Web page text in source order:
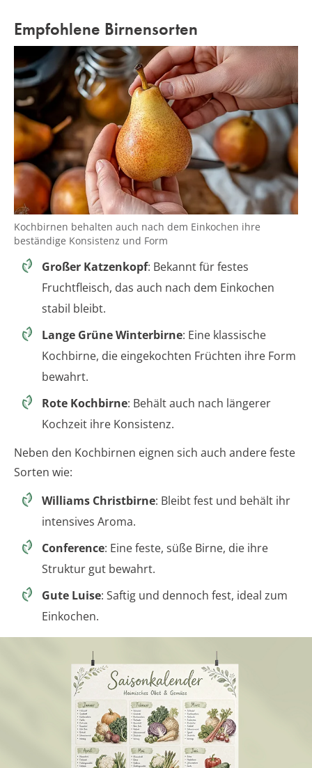
Empfohlene Birnensorten
Kochbirnen behalten auch nach dem Einkochen ihre
beständige Konsistenz und Form
Großer Katzenkopf: Bekannt für festes
Fruchtfleisch, das auch nach dem Einkochen
stabil bleibt.
Lange Grüne Winterbirne: Eine klassische
Kochbirne, die eingekochten Früchten ihre Form
bewahrt.
Rote Kochbirne: Behält auch nach längerer
Kochzeit ihre Konsistenz.
Neben den Kochbirnen eignen sich auch andere feste
Sorten wie:
Williams Christbirne: Bleibt fest und behält ihr
intensives Aroma.
Conference: Eine feste, süße Birne, die ihre
Struktur gut bewahrt.
Gute Luise: Saftig und dennoch fest, ideal zum
Einkochen.